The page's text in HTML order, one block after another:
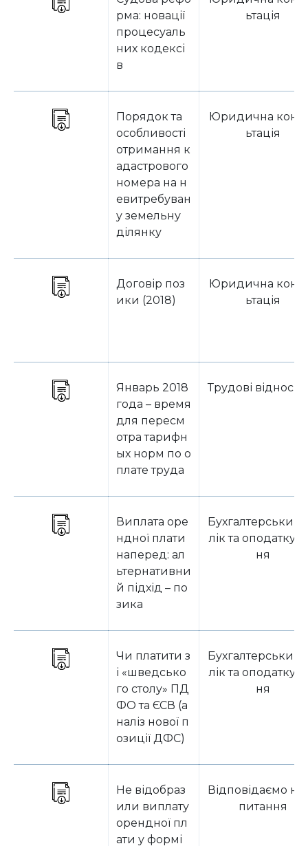
рма: новації
процесуаль
них кодексі
в
ьтація
Порядок та
особливості
отримання к
адастрового
номера на н
евитребуван
у земельну
ділянку
Юридична
ьтація
Договір поз
ики (2018)
Юридична
ьтація
Январь 2018
года – время
для пересм
отра тарифн
ых норм по о
плате труда
Трудові
Виплата оре
ндної плати
наперед: ал
ьтернативни
й підхід – по
зика
Бухгалтерський
лік та
ня
Чи платити з
і «шведсько
го столу» ПД
ФО та ЄСВ (а
наліз нової п
озиції ДФС)
Бухгалтерський
лік та
ня
Не відобраз
или виплату
орендної пл
ати у формі
Відповідаємо на
питання